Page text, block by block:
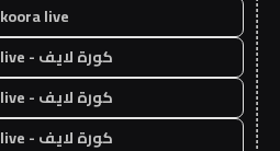
koora live
كورة لايف - koora live
كورة لايف - koora live
كورة لايف - koora live